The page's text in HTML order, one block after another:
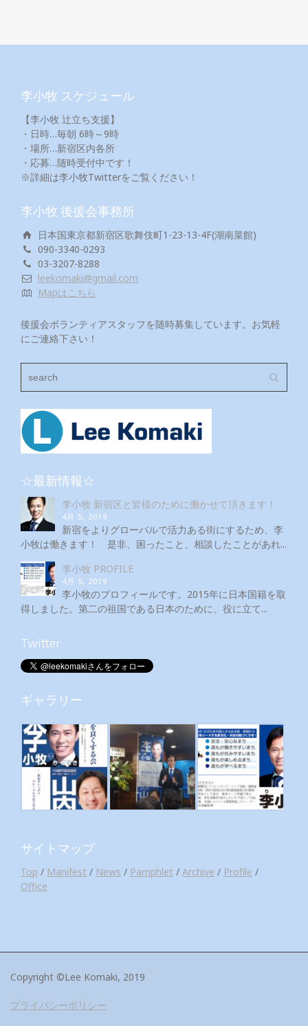
李小牧 スケジュール
【李小牧 辻立ち支援】
・日時…毎朝 6時～9時
・場所…新宿区内各所
・応募…随時受付中です！
※詳細は李小牧Twitterをご覧ください！
李小牧 後援会事務所
日本国東京都新宿区歌舞伎町1-23-13-4F(湖南菜館)
090-3340-0293
03-3207-8288
leekomaki@gmail.com
Mapはこちら
後援会ボランティアスタッフを随時募集しています。お気軽
にご連絡下さい！
☆最新情報☆
李小牧 新宿区と皆様のために働かせて頂きます！
4月 5, 2019
新宿をよりグローバルで活力ある街にするため、李
小牧は働きます！ 是非、困ったこと、相談したことがあれ...
李小牧 PROFILE
4月 5, 2019
李小牧のプロフィールです。2015年に日本国籍を取
得しました。第二の祖国である日本のために、役に立て...
Twitter
ギャラリー
サイトマップ
Top / Manifest / News / Pamphlet / Archive / Profile /
Office
Copyright ©Lee Komaki, 2019
プライバシーポリシー